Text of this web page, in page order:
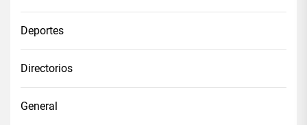
Deportes
Directorios
General